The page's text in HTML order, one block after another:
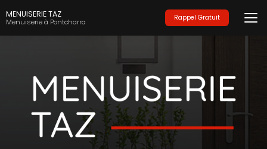
au
contenu
principal
MENUISERIE TAZ
Menuiserie à Pontcharra Rappel Gratuit